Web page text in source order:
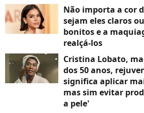
Não importa a cor
sejam eles claros
bonitos e a
realçá-los
Cristina Lobato,
dos 50 anos,
significa aplicar
mas sim evitar
a pele'